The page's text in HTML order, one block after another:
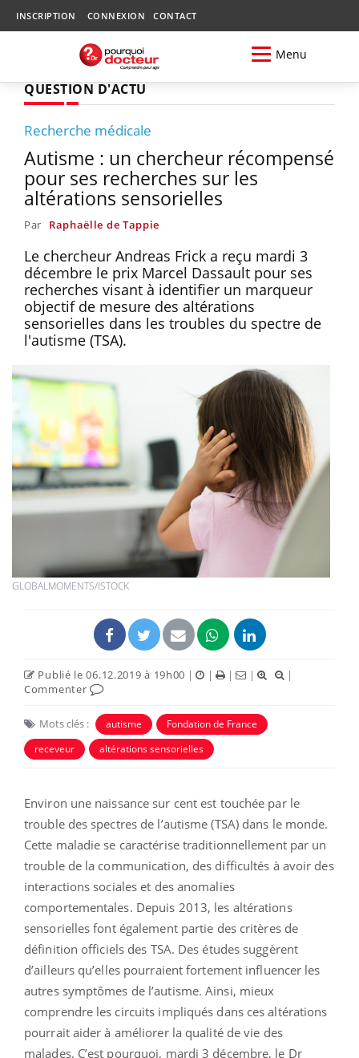
INSCRIPTION CONNEXION CONTACT
Menu
QUESTION D'ACTU
Recherche médicale
Autisme : un chercheur récompensé
pour ses recherches sur les
altérations sensorielles
Par Raphaëlle de Tappie
Le chercheur Andreas Frick a reçu mardi 3
décembre le prix Marcel Dassault pour ses
recherches visant à identifier un marqueur
objectif de mesure des altérations
sensorielles dans les troubles du spectre de
l'autisme (TSA).
GLOBALMOMENTS/ISTOCK
Publié le 06.12.2019 à 19h00 | | | |
|
Commenter
Mots clés : autisme
Fondation de France
receveur
altérations sensorielles
Environ une naissance sur cent est touchée par le
trouble des spectres de l’autisme (TSA) dans le monde.
Cette maladie se caractérise traditionnellement par un
trouble de la communication, des difficultés à avoir des
interactions sociales et des anomalies
comportementales. Depuis 2013, les altérations
sensorielles font également partie des critères de
définition officiels des TSA. Des études suggèrent
d’ailleurs qu’elles pourraient fortement influencer les
autres symptômes de l’autisme. Ainsi, mieux
comprendre les circuits impliqués dans ces altérations
pourrait aider à améliorer la qualité de vie des
malades. C’est pourquoi, mardi 3 décembre, le Dr